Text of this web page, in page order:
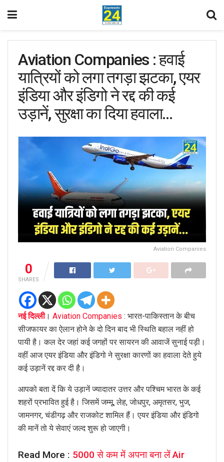
Aviation Companies : हवाई
यात्रियों को लगा तगड़ा झटका, एयर
इंडिया और इंडिगो ने रद्द की कई
उड़ानें, सुरक्षा का दिया हवाला…
Aviation Companies
0
SHARES
नई दिल्ली। Aviation Companies : भारत-पाकिस्तान के बीच
सीजफायर का ऐलान होने के दो दिन बाद भी स्थिति बहाल नहीं हो
पायी है। कल देर जहां कई जगहों पर सायरन की आवाजें सुनाई पड़ी।
वहीं आज एयर इंडिया और इंडिगो ने सुरक्षा कारणों का हवाला देते हुये
कई उड़ानें रद्द कर दी है।
आपको बता दें कि ये उड़ानें ज्यादातर उत्तर और पश्चिम भारत के कई
शहरों प्रभावित हुई है। जिसमें जम्मू, लेह, जोधपुर, अमृतसर, भुज,
जामनगर, चंडीगढ़ और राजकोट शामिल हैं। एयर इंडिया और इंडिगो
की मानें तो ये सेवाएं जल्द शुरू हो जाएगी।
Read More : 5000 से कम में अपना बना लें Air